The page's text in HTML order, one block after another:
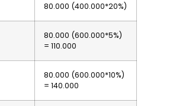
80.000 (400.000*20%)
80.000 (600.000*5%)
= 110.000
80.000 (600.000*10%)
= 140.000